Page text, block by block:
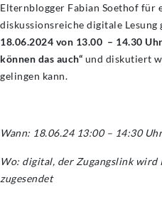
Elternblogger Fabian Soethof für
diskussionsreiche digitale Lesung
18.06.2024 von 13.00 – 14.30 Uhr
können das auch“ und diskutiert
gelingen kann.
Wann: 18.06.24 13:00 – 14:30 Uhr
Wo: digital, der Zugangslink wird
zugesendet